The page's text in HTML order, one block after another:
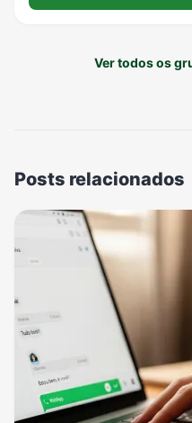
Ver todos os
Posts relacionados